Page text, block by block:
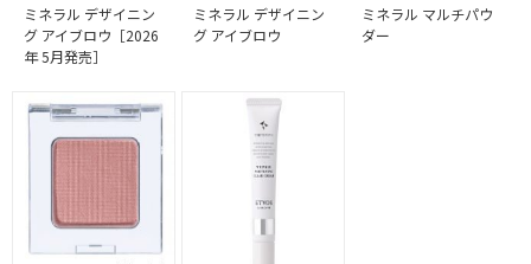
ミネラル デザイニン
グ アイブロウ［2026
年 5月発売］
ミネラル デザイニン
グ アイブロウ
ミネラル マルチパウ
ダー